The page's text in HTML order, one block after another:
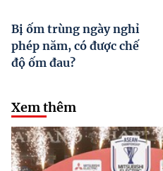
Bị ốm trùng ngày nghỉ
phép năm, có được chế
độ ốm đau?
Xem thêm